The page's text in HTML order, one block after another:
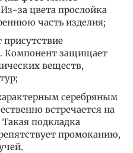
за цвета прослойка
часть изделия;
присутствие
Компонент защищает
веществ,
серебряным
встречается на
подкладка
промоканию,